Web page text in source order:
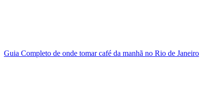
Guia Completo de onde tomar café da manhã no Rio de Janeiro